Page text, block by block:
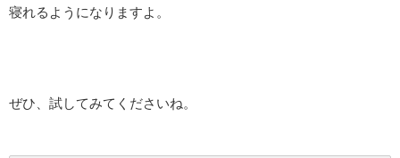
寝れるようになりますよ。
ぜひ、試してみてくださいね。